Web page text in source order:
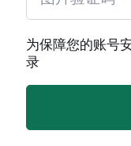
为保障您的账号
录